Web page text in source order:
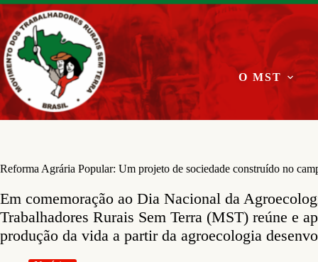
Pular
para
o
conteúdo
O MST
Reforma Agrária Popular: Um projeto de sociedade construído no
Em comemoração ao Dia Nacional da
Trabalhadores Rurais Sem Terra (MST) reúne e
produção da vida a partir da agroecologia